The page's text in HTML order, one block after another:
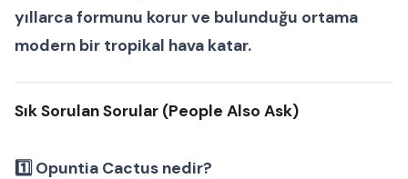
yıllarca formunu korur ve bulunduğu ortama
modern bir tropikal hava katar.
Sık Sorulan Sorular (People Also Ask)
1️⃣ Opuntia Cactus nedir?